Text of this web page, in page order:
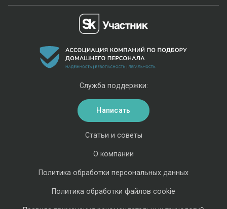
Статьи и советы
О компании
Политика обработки персональных данных
Политика обработки файлов cookie
Служба поддержки:
Написать